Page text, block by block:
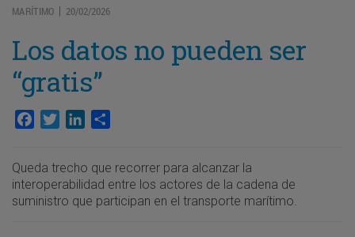
MARÍTIMO | 20/02/2026
Los datos no pueden ser
“gratis”
Facebook
TwitterLinkedIn
Queda trecho que recorrer para alcanzar la
interoperabilidad entre los actores de la cadena de
suministro que participan en el transporte marítimo.